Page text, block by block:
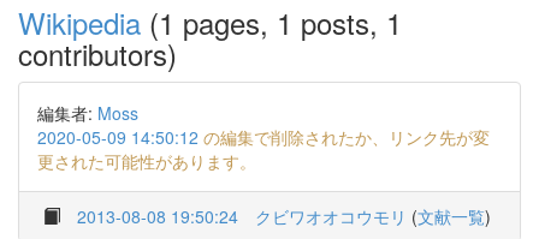
Wikipedia (1 pages, 1 posts, 1
contributors)
編集者: Moss
2020-05-09 14:50:12 の編集で削除されたか、リンク先が変
更された可能性があります。
2013-08-08 19:50:24 クビワオオコウモリ (文献一覧)